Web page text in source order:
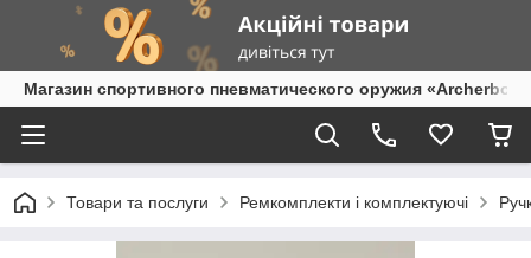
Магазин спортивного пневматического оружия
Товари та послуги Ремкомплекти і комплектуючі